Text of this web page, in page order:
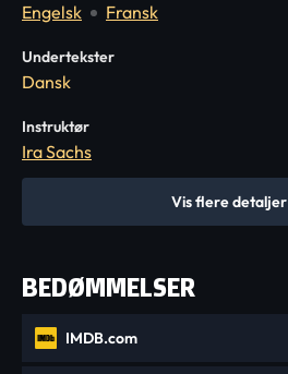
Engelsk Fransk
Undertekster
Dansk
Instruktør
Ira Sachs
Vis flere detaljer
BEDØMMELSER
IMDB.com